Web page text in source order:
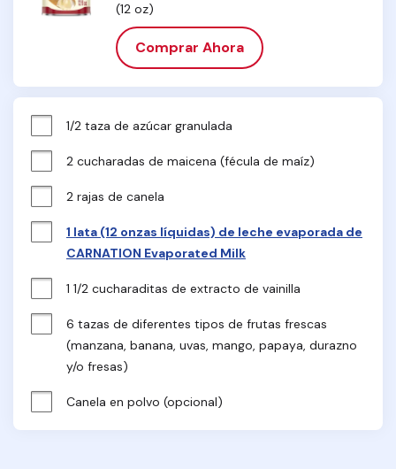
(12 oz)
Comprar Ahora
1/2 taza de azúcar granulada
2 cucharadas de maicena (fécula de maíz)
2 rajas de canela
1 lata (12 onzas líquidas) de leche evaporada de
CARNATION Evaporated Milk
1 1/2 cucharaditas de extracto de vainilla
6 tazas de diferentes tipos de frutas frescas
(manzana, banana, uvas, mango, papaya, durazno
y/o fresas)
Canela en polvo (opcional)